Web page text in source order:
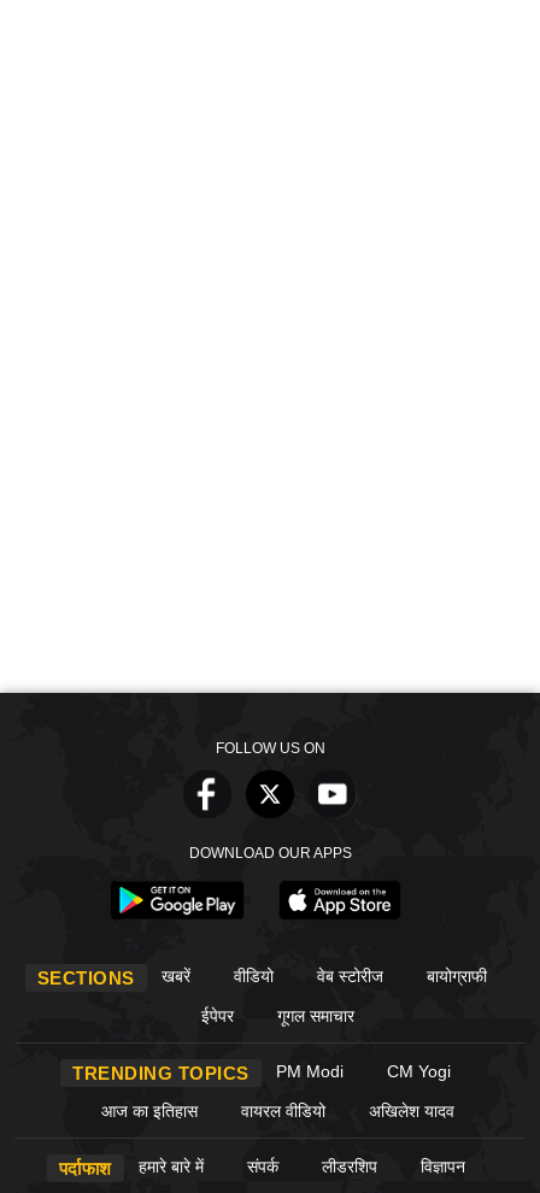
FOLLOW US ON
DOWNLOAD OUR APPS
SECTIONS खबरें वीडियो वेब स्टोरीज बायोग्राफी
ईपेपर गूगल समाचार
TRENDING TOPICS PM Modi CM Yogi
आज का इतिहास वायरल वीडियो अखिलेश यादव
पर्दाफाश हमारे बारे में संपर्क लीडरशिप विज्ञापन